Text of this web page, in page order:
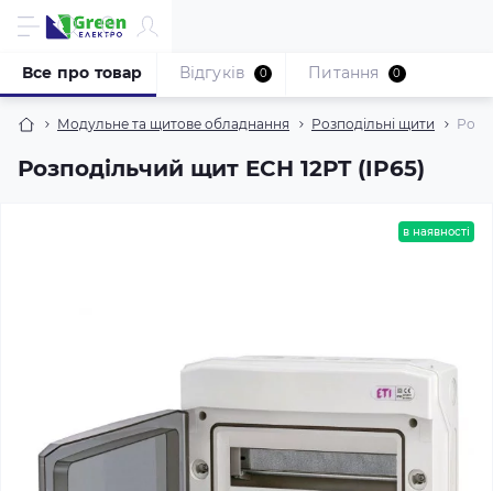
Модульне та щитове обладнання Розподільні щити
Розподільчий щит ECH 12PT (IP65)
Все про товар Відгуків 0 Питання 0
в наявності